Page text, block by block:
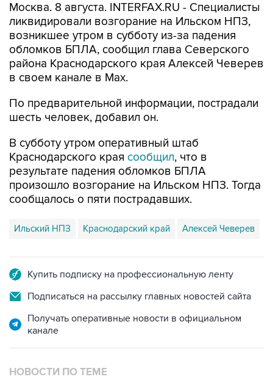
Москва. 8 августа. INTERFAX.RU - Специалисты
ликвидировали возгорание на Ильском НПЗ,
возникшее утром в субботу из-за падения
обломков БПЛА, сообщил глава Северского
района Краснодарского края Алексей Чеверев
в своем канале в Max.
По предварительной информации, пострадали
шесть человек, добавил он.
В субботу утром оперативный штаб
Краснодарского края сообщил, что в
результате падения обломков БПЛА
произошло возгорание на Ильском НПЗ. Тогда
сообщалось о пяти пострадавших.
Ильский НПЗ Краснодарский край Алексей Чеверев
Купить подписку на профессиональную ленту
Подписаться на рассылку главных новостей сайта
Получать оперативные новости в официальном
канале
НОВОСТИ ПО ТЕМЕ